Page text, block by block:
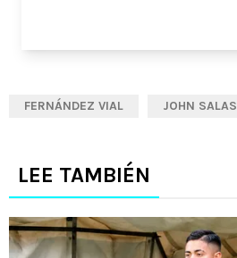
FERNÁNDEZ VIAL JOHN SALAS
LEE TAMBIÉN